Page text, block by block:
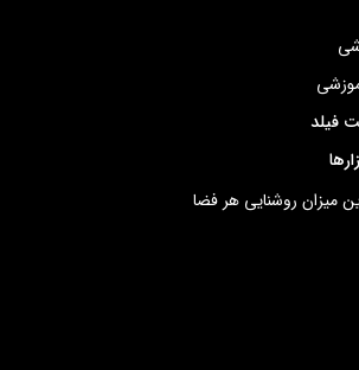
فیلد
میزان روشنایی هر فضا